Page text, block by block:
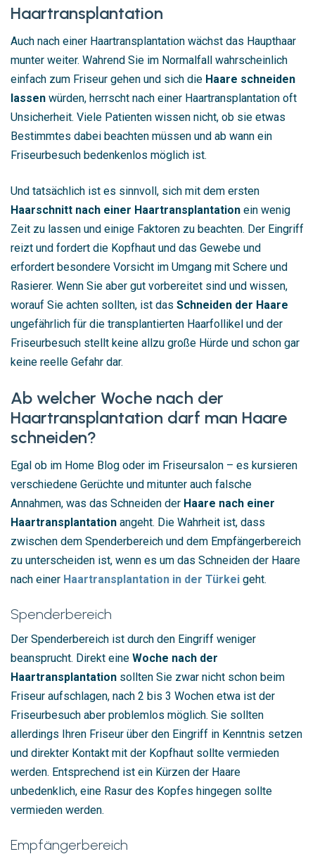
Haartransplantation
Auch nach einer Haartransplantation wächst das Haupthaar
munter weiter. Wahrend Sie im Normalfall wahrscheinlich
einfach zum Friseur gehen und sich die Haare schneiden
lassen würden, herrscht nach einer Haartransplantation oft
Unsicherheit. Viele Patienten wissen nicht, ob sie etwas
Bestimmtes dabei beachten müssen und ab wann ein
Friseurbesuch bedenkenlos möglich ist.
Und tatsächlich ist es sinnvoll, sich mit dem ersten
Haarschnitt nach einer Haartransplantation ein wenig
Zeit zu lassen und einige Faktoren zu beachten. Der Eingriff
reizt und fordert die Kopfhaut und das Gewebe und
erfordert besondere Vorsicht im Umgang mit Schere und
Rasierer. Wenn Sie aber gut vorbereitet sind und wissen,
worauf Sie achten sollten, ist das Schneiden der Haare
ungefährlich für die transplantierten Haarfollikel und der
Friseurbesuch stellt keine allzu große Hürde und schon gar
keine reelle Gefahr dar.
Ab welcher Woche nach der
Haartransplantation darf man Haare
schneiden?
Egal ob im Home Blog oder im Friseursalon – es kursieren
verschiedene Gerüchte und mitunter auch falsche
Annahmen, was das Schneiden der Haare nach einer
Haartransplantation angeht. Die Wahrheit ist, dass
zwischen dem Spenderbereich und dem Empfängerbereich
zu unterscheiden ist, wenn es um das Schneiden der Haare
nach einer Haartransplantation in der Türkei geht.
Spenderbereich
Der Spenderbereich ist durch den Eingriff weniger
beansprucht. Direkt eine Woche nach der
Haartransplantation sollten Sie zwar nicht schon beim
Friseur aufschlagen, nach 2 bis 3 Wochen etwa ist der
Friseurbesuch aber problemlos möglich. Sie sollten
allerdings Ihren Friseur über den Eingriff in Kenntnis setzen
und direkter Kontakt mit der Kopfhaut sollte vermieden
werden. Entsprechend ist ein Kürzen der Haare
unbedenklich, eine Rasur des Kopfes hingegen sollte
vermieden werden.
Empfängerbereich